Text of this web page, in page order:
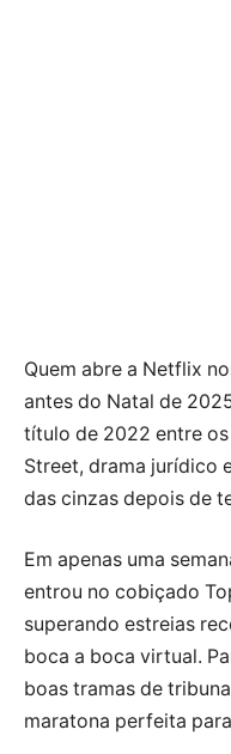
Quem abre a Netflix
antes do Natal de
título de 2022 entre
Street, drama jurídico
das cinzas depois de
Em apenas uma
entrou no cobiçado
superando estreias
boca a boca virtual.
boas tramas de
maratona perfeita